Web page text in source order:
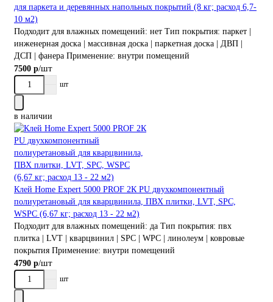
для паркета и деревянных напольных покрытий (8 кг; расход 6,7-
10 м2)
Подходит для влажных помещений: нет Тип покрытия: паркет |
инженерная доска | массивная доска | паркетная доска | ДВП |
ДСП | фанера Применение: внутри помещений
7500 р/шт
шт
в наличии
Клей Home Expert 5000 PROF 2К PU двухкомпонентный
полиуретановый для кварцвинила, ПВХ плитки, LVT, SPC,
WSPС (6,67 кг; расход 13 - 22 м2)
Подходит для влажных помещений: да Тип покрытия: пвх
плитка | LVT | кварцвинил | SPC | WPC | линолеум | ковровые
покрытия Применение: внутри помещений
4790 р/шт
шт